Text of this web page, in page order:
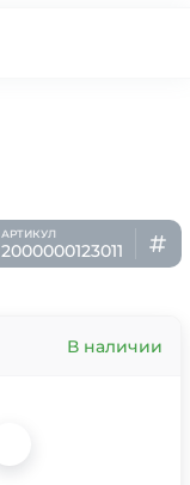
2000000123011
В наличии